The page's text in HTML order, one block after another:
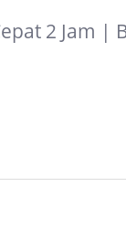
2 Jam |